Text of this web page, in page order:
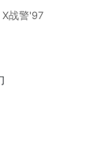
X战警'97